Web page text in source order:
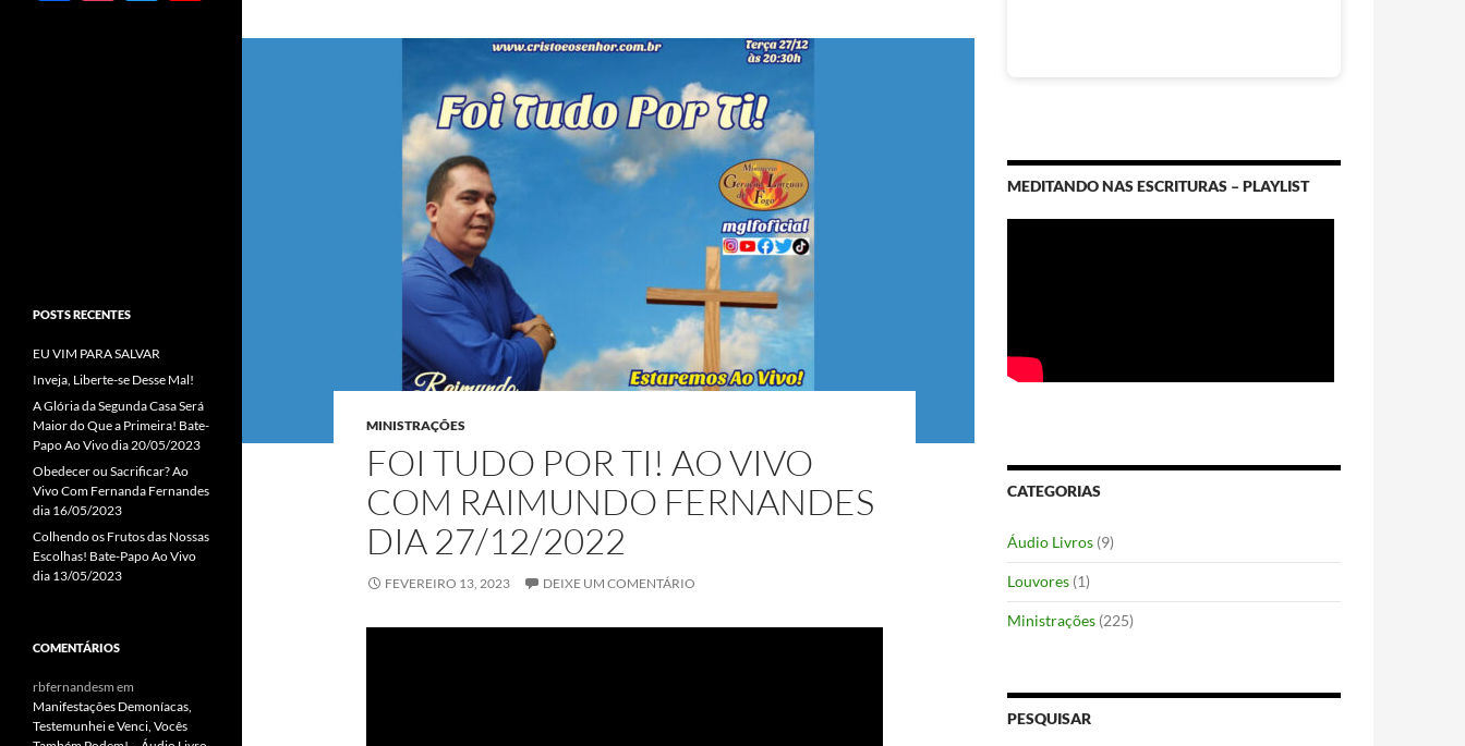
MINISTRAÇÕES
FOI TUDO POR TI! AO VIVO
COM RAIMUNDO FERNANDES
DIA 27/12/2022
FEVEREIRO 13, 2023 DEIXE UM COMENTÁRIO
MEDITANDO NAS ESCRITURAS – PLAYLIST
CATEGORIAS
Áudio Livros (9)
Louvores (1)
Ministrações (225)
PESQUISAR
el
POSTS RECENTES
EU VIM PARA SALVAR
Inveja, Liberte-se Desse Mal!
A Glória da Segunda Casa Será
Maior do Que a Primeira! Bate-
Papo Ao Vivo dia 20/05/2023
Obedecer ou Sacrificar? Ao
Vivo Com Fernanda Fernandes
dia 16/05/2023
Colhendo os Frutos das Nossas
Escolhas! Bate-Papo Ao Vivo
dia 13/05/2023
COMENTÁRIOS
rbfernandesm em
Manifestações Demoníacas,
Testemunhei e Venci, Vocês